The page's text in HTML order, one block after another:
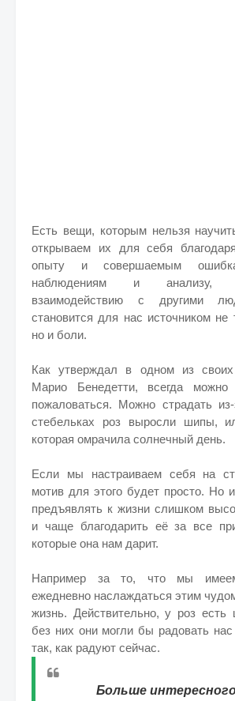
Есть вещи, которым нельзя
открываем их для себя
опыту и совершаемым
наблюдениям и
взаимодействию с другими
становится для нас источником не
но и боли.
Как утверждал в одном из своих
Марио Бенедетти, всегда
пожаловаться. Можно страдать
стебельках роз выросли шипы,
которая омрачила солнечный день.
Если мы настраиваем себя на
мотив для этого будет просто. Но
предъявлять к жизни слишком
и чаще благодарить её за все
которые она нам дарит.
Например за то, что мы имеем
ежедневно наслаждаться этим
жизнь. Действительно, у роз
без них они могли бы радовать нас
так, как радуют сейчас.
Больше